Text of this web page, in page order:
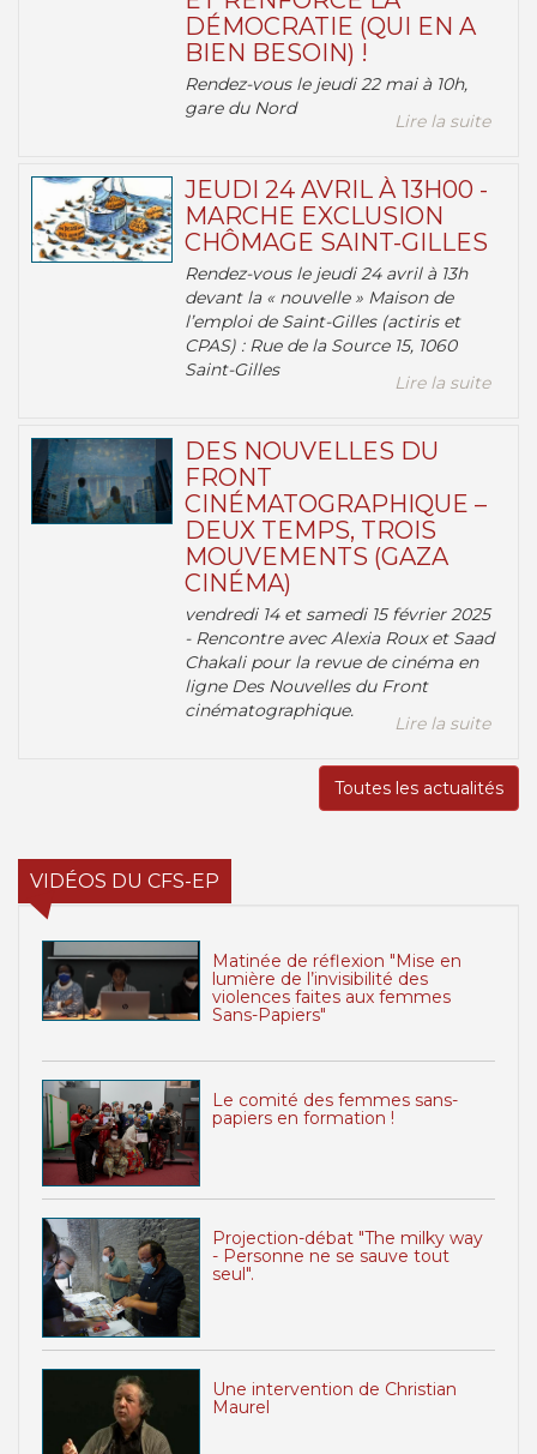
DÉMOCRATIE (QUI EN A
BIEN BESOIN) !
Rendez-vous le jeudi 22 mai à 10h,
gare du Nord
Lire la suite
JEUDI 24 AVRIL À 13H00 -
MARCHE EXCLUSION
CHÔMAGE SAINT-GILLES
Rendez-vous le jeudi 24 avril à 13h
devant la « nouvelle » Maison de
l’emploi de Saint-Gilles (actiris et
CPAS) : Rue de la Source 15, 1060
Saint-Gilles
Lire la suite
DES NOUVELLES DU
FRONT
CINÉMATOGRAPHIQUE –
DEUX TEMPS, TROIS
MOUVEMENTS (GAZA
CINÉMA)
vendredi 14 et samedi 15 février 2025
- Rencontre avec Alexia Roux et Saad
Chakali pour la revue de cinéma en
ligne Des Nouvelles du Front
cinématographique.
Lire la suite
Toutes les actualités
VIDÉOS DU CFS-EP
Matinée de réflexion "Mise en
lumière de l’invisibilité des
violences faites aux femmes
Sans-Papiers"
Le comité des femmes sans-
papiers en formation !
Projection-débat "The milky way
- Personne ne se sauve tout
seul".
Une intervention de Christian
Maurel